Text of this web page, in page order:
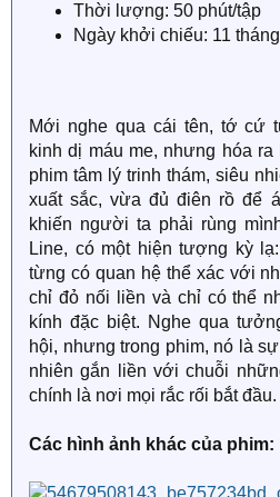
Thời lượng: 50 phút/tập
Ngày khởi chiếu: 11
Mới nghe qua cái tên, tớ cứ
kinh dị máu me, nhưng hóa
phim tâm lý trinh thám, siêu
xuất sắc, vừa đủ điên rồ để
khiến người ta phải rùng
Line, có một hiện tượng kỳ
từng có quan hệ thể xác với
chỉ đỏ nối liền và chỉ có thể
kính đặc biệt. Nghe qua
hội, nhưng trong phim, nó là
nhiên gắn liền với chuỗi
chính là nơi mọi rắc rối bắt đầu.
Các hình ảnh khác của phim: